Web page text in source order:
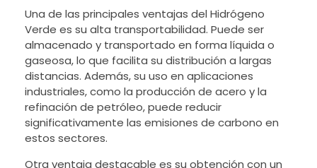
Una de las principales ventajas del Hidrógeno
Verde es su alta transportabilidad. Puede ser
almacenado y transportado en forma líquida o
gaseosa, lo que facilita su distribución a largas
distancias. Además, su uso en aplicaciones
industriales, como la producción de acero y la
refinación de petróleo, puede reducir
significativamente las emisiones de carbono en
estos sectores.
Otra ventaja destacable es su obtención con un